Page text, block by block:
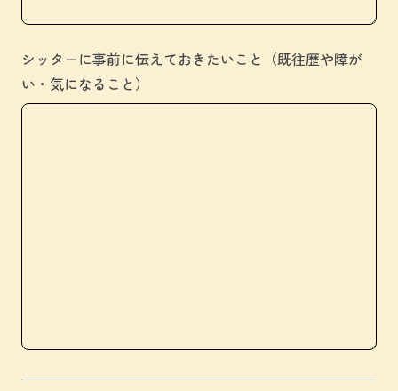
シッターに事前に伝えておきたいこと（既往歴や障が
い・気になること）